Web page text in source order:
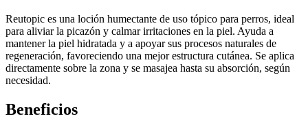
Reutopic es una loción humectante de uso tópico para perros, ideal
para aliviar la picazón y calmar irritaciones en la piel. Ayuda a
mantener la piel hidratada y a apoyar sus procesos naturales de
regeneración, favoreciendo una mejor estructura cutánea. Se aplica
directamente sobre la zona y se masajea hasta su absorción, según
necesidad.
Beneficios